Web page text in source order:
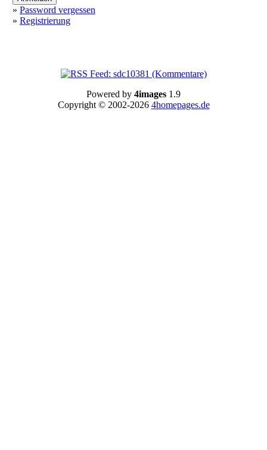
» Password vergessen
» Registrierung
Powered by 4images 1.9
Copyright © 2002-2026 4homepages.de